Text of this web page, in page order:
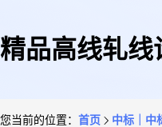
精品高线轧线
您当前的位置： 首页 中标｜中